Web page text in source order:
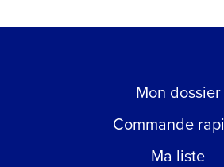
Mon dossier
Commande
Ma liste